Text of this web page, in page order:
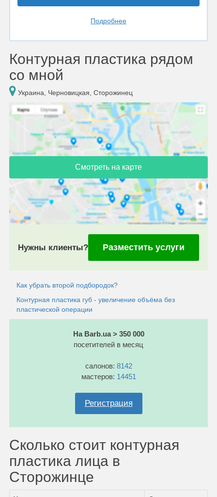
Подробнее
Контурная пластика рядом
со мной
Украина, Черновицкая, Сторожинец
Смотреть на карте
Нужны клиенты? Разместить услуги
Как убрать второй подбородок?
Контурная пластика губ - увеличение объёма без
пластической операции
На Barb.ua > 350 000
посетителей в месяц
салонов: 8142
мастеров: 14451
Регистрация
Сколько стоит контурная
пластика лица в
Сторожинце